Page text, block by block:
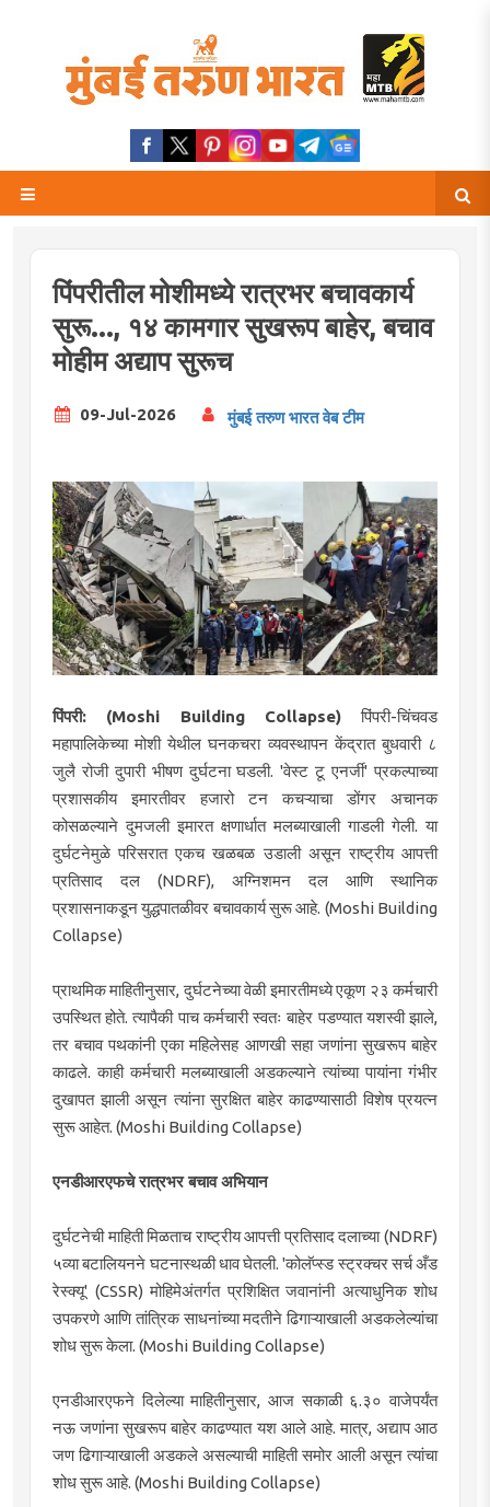
पिंपरीतील मोशीमध्ये रात्रभर बचावकार्य
सुरू..., १४ कामगार सुखरूप बाहेर, बचाव
मोहीम अद्याप सुरूच
09-Jul-2026 मुंबई तरुण भारत वेब टीम
पिंपरी: (Moshi Building Collapse)पिंपरी-चिंचवड
महापालिकेच्या मोशी येथील घनकचरा व्यवस्थापन केंद्रात बुधवारी ८
जुलै रोजी दुपारी भीषण दुर्घटना घडली. 'वेस्ट टू एनर्जी' प्रकल्पाच्या
प्रशासकीय इमारतीवर हजारो टन कचऱ्याचा डोंगर अचानक
कोसळल्याने दुमजली इमारत क्षणार्धात मलब्याखाली गाडली गेली. या
दुर्घटनेमुळे परिसरात एकच खळबळ उडाली असून राष्ट्रीय आपत्ती
प्रतिसाद दल (NDRF), अग्निशमन दल आणि स्थानिक
प्रशासनाकडून युद्धपातळीवर बचावकार्य सुरू आहे. (Moshi Building
Collapse)
प्राथमिक माहितीनुसार, दुर्घटनेच्या वेळी इमारतीमध्ये एकूण २३ कर्मचारी
उपस्थित होते. त्यापैकी पाच कर्मचारी स्वतः बाहेर पडण्यात यशस्वी झाले,
तर बचाव पथकांनी एका महिलेसह आणखी सहा जणांना सुखरूप बाहेर
काढले. काही कर्मचारी मलब्याखाली अडकल्याने त्यांच्या पायांना गंभीर
दुखापत झाली असून त्यांना सुरक्षित बाहेर काढण्यासाठी विशेष प्रयत्न
सुरू आहेत. (Moshi Building Collapse)
एनडीआरएफचे रात्रभर बचाव अभियान
दुर्घटनेची माहिती मिळताच राष्ट्रीय आपत्ती प्रतिसाद दलाच्या (NDRF)
५व्या बटालियनने घटनास्थळी धाव घेतली. 'कोलॅप्स्ड स्ट्रक्चर सर्च अँड
रेस्क्यू' (CSSR) मोहिमेअंतर्गत प्रशिक्षित जवानांनी अत्याधुनिक शोध
उपकरणे आणि तांत्रिक साधनांच्या मदतीने ढिगाऱ्याखाली अडकलेल्यांचा
शोध सुरू केला. (Moshi Building Collapse)
एनडीआरएफने दिलेल्या माहितीनुसार, आज सकाळी ६.३० वाजेपर्यंत
नऊ जणांना सुखरूप बाहेर काढण्यात यश आले आहे. मात्र, अद्याप आठ
जण ढिगाऱ्याखाली अडकले असल्याची माहिती समोर आली असून त्यांचा
शोध सुरू आहे. (Moshi Building Collapse)